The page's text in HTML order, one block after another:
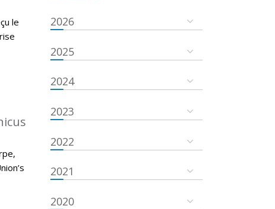
le
2026
2025
2024
2023
2022
2021
2020